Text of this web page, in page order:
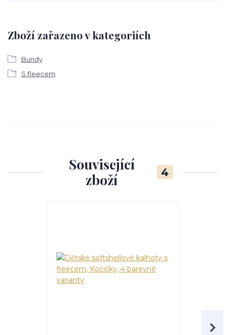
Zboží zařazeno v kategoriích
Bundy
S fleecem
Související
zboží
4